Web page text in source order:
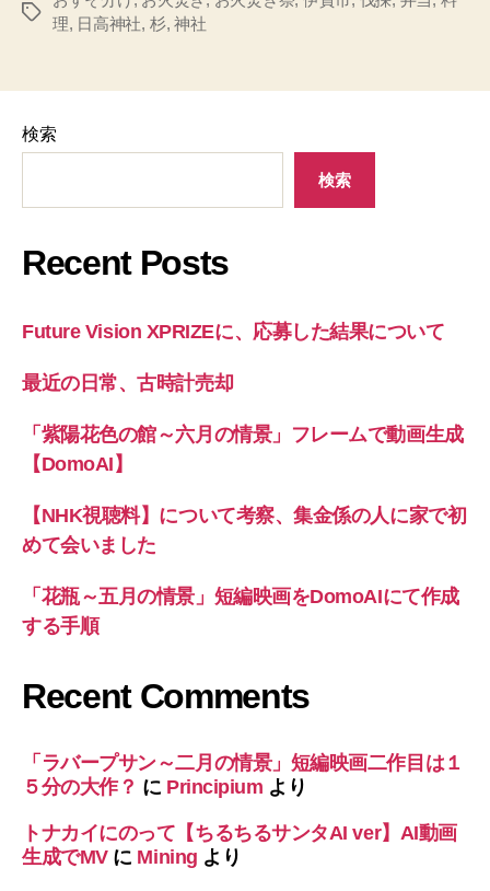
タ
理, 日高神社, 杉, 神社
検索
検索
Recent Posts
Future Vision XPRIZEに、応募した結果について
最近の日常、古時計売却
「紫陽花色の館～六月の情景」フレームで動画生成
【DomoAI】
【NHK視聴料】について考察、集金係の人に家で初
めて会いました
「花瓶～五月の情景」短編映画をDomoAIにて作成
する手順
Recent Comments
「ラバープサン～二月の情景」短編映画二作目は１
５分の大作？ に Principium より
トナカイにのって【ちるちるサンタAI ver】AI動画
生成でMVに Mining より